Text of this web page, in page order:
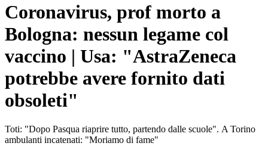
Coronavirus, prof morto a
Bologna: nessun legame col
vaccino | Usa: "AstraZeneca
potrebbe avere fornito dati
obsoleti"
Toti: "Dopo Pasqua riaprire tutto, partendo dalle scuole". A Torino
ambulanti incatenati: "Moriamo di fame"